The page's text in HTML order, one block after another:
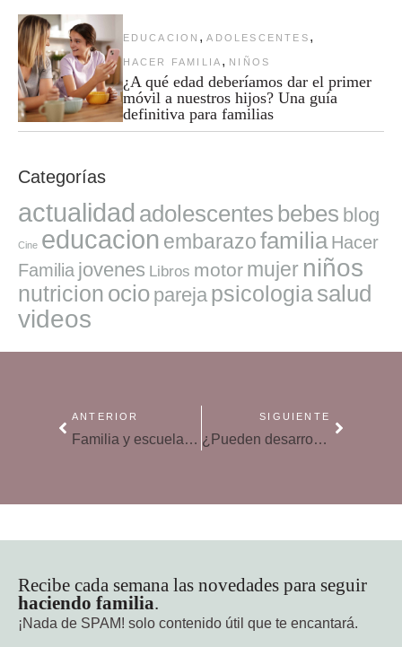
EDUCACION , ADOLESCENTES ,
HACER FAMILIA , NIÑOS
¿A qué edad deberíamos dar el primer
móvil a nuestros hijos? Una guía
definitiva para familias
Categorías
actualidad adolescentes bebes blog
Cine educacion embarazofamilia Hacer
Familia jovenes Libros motor mujer niños
nutricion ocio pareja psicologiasalud
videos
ANTERIOR
Familia y escuela los pilares de la educación
SIGUIENTE
¿Pueden desarrollar los niños más de un trastorno de aprendizaje?
Recibe cada semana las novedades para seguir
haciendo familia.
¡Nada de SPAM! solo contenido útil que te encantará.